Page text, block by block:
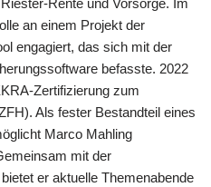
Rente und Vorsorge. Im
an einem Projekt der
engagiert, das sich mit der
befasste. 2022
Zertifizierung zum
Als fester Bestandteil eines
Marco Mahling
mit der
er aktuelle Themenabende